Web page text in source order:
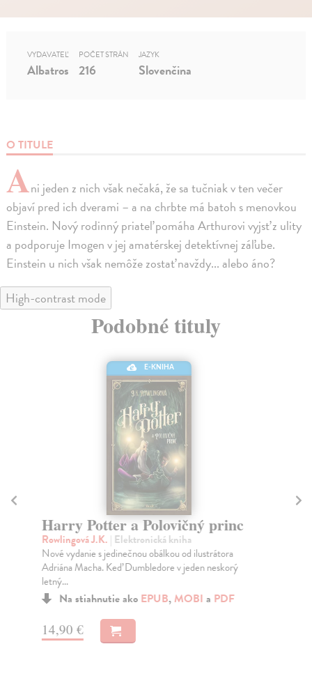
O TITULE
Ani jeden z nich však nečaká, že sa tučniak v ten večer
objaví pred ich dverami – a na chrbte má batoh s menovkou
Einstein. Nový rodinný priateľ pomáha Arthurovi vyjsť z ulity
a podporuje Imogen v jej amatérskej detektívnej záľube.
Einstein u nich však nemôže zostať navždy... alebo áno?
VYDAVATEĽ
Albatros
POČET STRÁN
216
JAZYK
Slovenčina
High-contrast mode
Podobné tituly
E-KNIHA
Harry Potter a Polovičný princ
Rowlingová J.K. | Elektronická kniha
Nové vydanie s jedinečnou obálkou od ilustrátora
Adriána Macha. Keď Dumbledore v jeden neskorý
letný...
Na stiahnutie ako EPUB,MOBI a PDF
14,90 €